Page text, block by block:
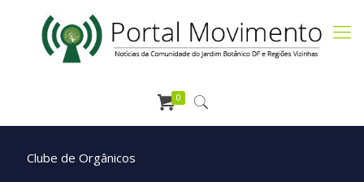
0
Clube de Orgânicos